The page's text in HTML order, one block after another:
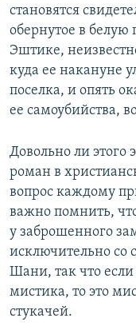
становятся
обернутое в белую
Эштике,
куда ее накануне
поселка, и опять
ее самоубийства,
Довольно ли этого
роман в
вопрос каждому
важно помнить,
у заброшенного
исключительно
Шани, так что если
мистика, то это
стукачей.